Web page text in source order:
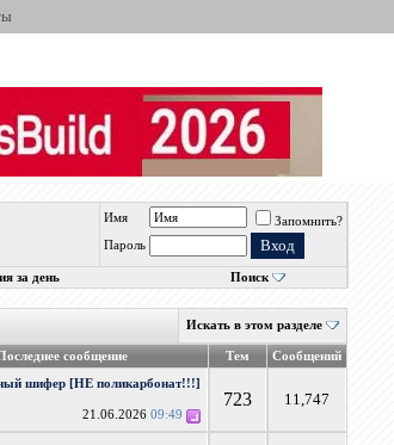
Имя
Запомнить?
Пароль
за день Поиск
Искать в этом разделе
сообщение Тем Сообщений
шифер [НЕ поликарбонат!!!]
21.06.202609:49
723 11,747